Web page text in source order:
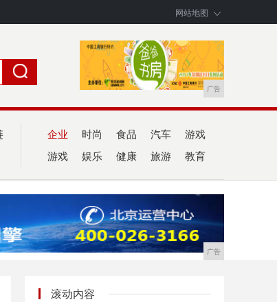
网站地图
广告
企业 时尚 食品 汽车 游戏
游戏 娱乐 健康 旅游 教育
广告
滚动内容